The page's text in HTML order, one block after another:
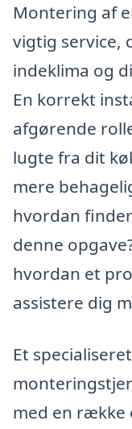
Montering af
vigtig service,
indeklima og
En korrekt
afgørende
lugte fra dit
mere
hvordan
denne
hvordan et
assistere dig
Et
med en række